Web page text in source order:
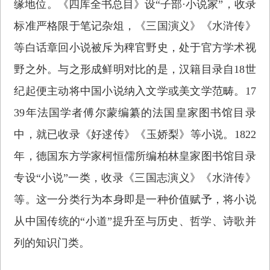
缘地位。《四库全书总目》设“子部·小说家”，收录
标准严格限于笔记杂俎，《三国演义》《水浒传》
等白话章回小说被斥为稗官野史，处于官方学术视
野之外。与之形成鲜明对比的是，汉籍目录自18世
纪起便主动将中国小说纳入文学或美文学范畴。17
39年法国学者傅尔蒙编纂的法国皇家图书馆目录
中，就已收录《好逑传》《玉娇梨》等小说。1822
年，德国东方学家柯恒儒所编柏林皇家图书馆目录
专设“小说”一类，收录《三国志演义》《水浒传》
等。这一分类行为本身即是一种价值赋予，将小说
从中国传统的“小道”提升至与历史、哲学、诗歌并
列的知识门类。